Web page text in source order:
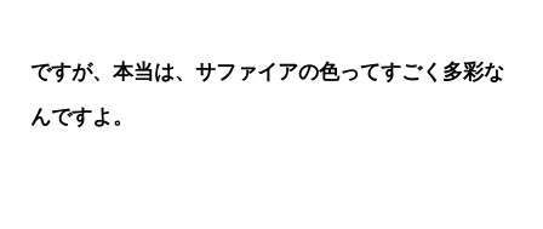
ですが、本当は、サファイアの色ってすごく多彩な
んですよ。